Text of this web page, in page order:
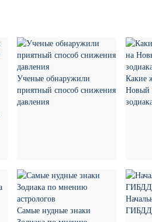
Ученые обнаружили
приятный способ снижения
давления
Какие
Новый
Самые нудные знаки
ГИБДД